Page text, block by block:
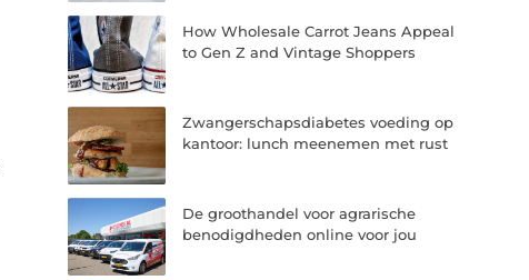
How Wholesale Carrot Jeans Appeal
to Gen Z and Vintage Shoppers
Zwangerschapsdiabetes voeding op
kantoor: lunch meenemen met rust
De groothandel voor agrarische
benodigdheden online voor jou